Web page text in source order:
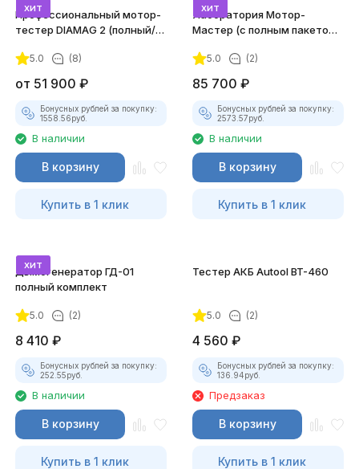
хит
Профессиональный мотор-
тестер DIAMAG 2 (полный/
5.0 (8)
от 51 900 ₽
Бонусных рублей за покупку:
1558.56руб.
В наличии
В корзину
Купить в 1 клик
хит
Лаборатория Мотор-
Мастер (с полным пакетом
5.0 (2)
85 700 ₽
Бонусных рублей за покупку:
2573.57руб.
В наличии
В корзину
Купить в 1 клик
хит
Дымогенератор ГД-01
полный комплект
5.0 (2)
8 410 ₽
Бонусных рублей за покупку:
252.55руб.
В наличии
В корзину
Купить в 1 клик
Тестер АКБ Autool BT-460
5.0 (2)
4 560 ₽
Бонусных рублей за покупку:
136.94руб.
Предзаказ
В корзину
Купить в 1 клик